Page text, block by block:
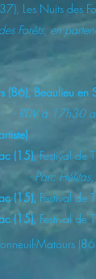
Les Nuits des
Forêts, en
(86), Beaulieu en
- RDV à 17h30
(15),Festival de
- Parc
(15), Festival de
(15), Festival de
Matours